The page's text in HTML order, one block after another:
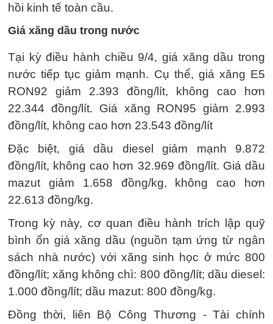
hồi kinh tế toàn cầu.
Giá xăng dầu trong nước
Tại kỳ điều hành chiều 9/4, giá xăng dầu trong
nước tiếp tục giảm mạnh. Cụ thể, giá xăng E5
RON92 giảm 2.393 đồng/lít, không cao hơn
22.344 đồng/lít. Giá xăng RON95 giảm 2.993
đồng/lít, không cao hơn 23.543 đồng/lít
Đặc biệt, giá dầu diesel giảm mạnh 9.872
đồng/lít, không cao hơn 32.969 đồng/lít. Giá dầu
mazut giảm 1.658 đồng/kg, không cao hơn
22.613 đồng/kg.
Trong kỳ này, cơ quan điều hành trích lập quỹ
bình ổn giá xăng dầu (nguồn tạm ứng từ ngân
sách nhà nước) với xăng sinh học ở mức 800
đồng/lít; xăng không chì: 800 đồng/lít; dầu diesel:
1.000 đồng/lít; dầu mazut: 800 đồng/kg.
Đồng thời, liên Bộ Công Thương - Tài chính